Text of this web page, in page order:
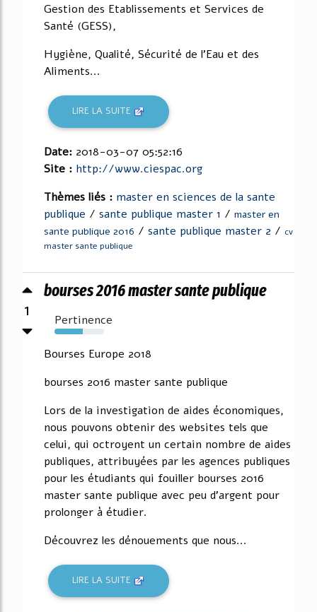
Gestion des Etablissements et Services de
Santé (GESS),
Hygiène, Qualité, Sécurité de l'Eau et des
Aliments...
LIRE LA SUITE
Date: 2018-03-07 05:52:16
Site : http://www.ciespac.org
Thèmes liés : master en sciences de la sante
publique / sante publique master 1 / master en
sante publique 2016 / sante publique master 2 / cv
master sante publique
1
bourses 2016 master sante publique
Pertinence
57%
Bourses Europe 2018
bourses 2016 master sante publique
Lors de la investigation de aides économiques,
nous pouvons obtenir des websites tels que
celui, qui octroyent un certain nombre de aides
publiques, attribuyées par les agences publiques
pour les étudiants qui fouiller bourses 2016
master sante publique avec peu d'argent pour
prolonger à étudier.
Découvrez les dénouements que nous...
LIRE LA SUITE